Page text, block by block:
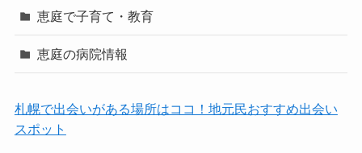
恵庭で子育て・教育
恵庭の病院情報
札幌で出会いがある場所はココ！地元民おすすめ出会い
スポット